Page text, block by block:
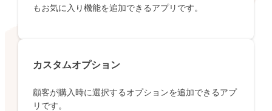
もお気に入り機能を追加できるアプリです。
カスタムオプション
顧客が購入時に選択するオプションを追加できるアプ
リです。